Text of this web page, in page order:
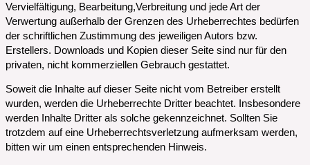
Vervielfältigung, Bearbeitung,Verbreitung und jede Art der
Verwertung außerhalb der Grenzen des Urheberrechtes bedürfen
der schriftlichen Zustimmung des jeweiligen Autors bzw.
Erstellers. Downloads und Kopien dieser Seite sind nur für den
privaten, nicht kommerziellen Gebrauch gestattet.
Soweit die Inhalte auf dieser Seite nicht vom Betreiber erstellt
wurden, werden die Urheberrechte Dritter beachtet. Insbesondere
werden Inhalte Dritter als solche gekennzeichnet. Sollten Sie
trotzdem auf eine Urheberrechtsverletzung aufmerksam werden,
bitten wir um einen entsprechenden Hinweis.